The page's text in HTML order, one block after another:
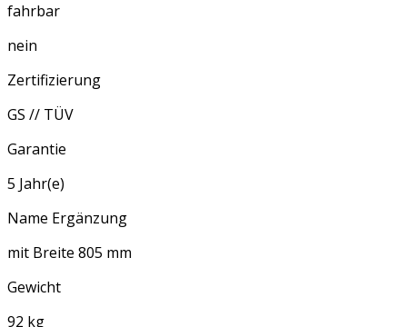
fahrbar
nein
Zertifizierung
GS // TÜV
Garantie
5 Jahr(e)
Name Ergänzung
mit Breite 805 mm
Gewicht
92 kg